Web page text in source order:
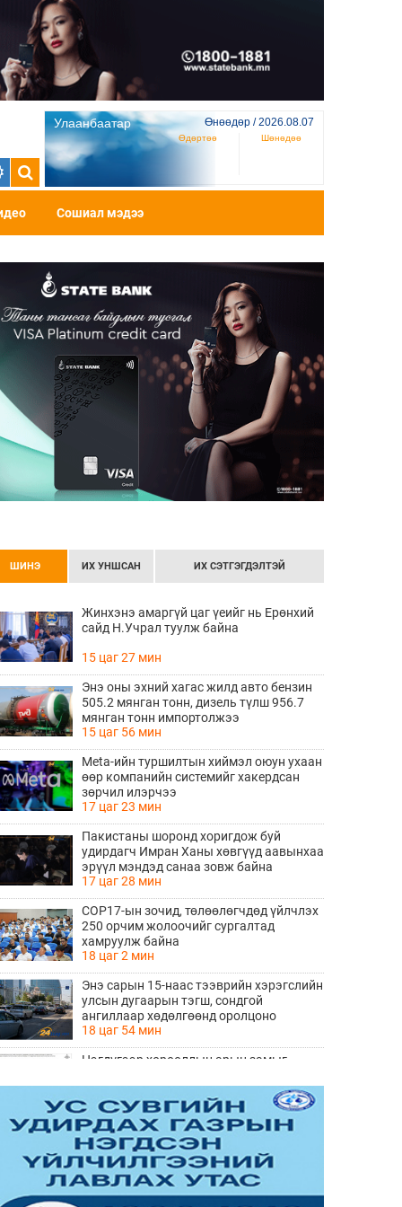
Улаанбаатар Өнөөдөр / 2026.08.07
Өдөртөө Шөнөдөө
Сошиал мэдээ
ШИНЭ ИХ УНШСАН ИХ СЭТГЭГДЭЛТЭЙ
Жинхэнэ амаргүй цаг үеийг нь Ерөнхий
сайд Н.Учрал туулж байна
15 цаг 27 мин
Энэ оны эхний хагас жилд авто бензин
505.2 мянган тонн, дизель түлш 956.7
мянган тонн импортолжээ
15 цаг 56 мин
Meta-ийн туршилтын хиймэл оюун ухаан
өөр компанийн системийг хакердсан
зөрчил илэрчээ
17 цаг 23 мин
Пакистаны шоронд хоригдож буй
удирдагч Имран Ханы хөвгүүд аавынхаа
эрүүл мэндэд санаа зовж байна
17 цаг 28 мин
COP17-ын зочид, төлөөлөгчдөд үйлчлэх
250 орчим жолоочийг сургалтад
хамруулж байна
18 цаг 2 мин
Энэ сарын 15-наас тээврийн хэрэгслийн
улсын дугаарын тэгш, сондгой
ангиллаар хөдөлгөөнд оролцоно
18 цаг 54 мин
Нэгдүгээр хорооллын арын замыг
хааж, борооны ус зайлуулах шугамын
хөндлөн сэтэлгээ хийнэ
18 цаг 55 мин
“Туул усан цогцолбор” төслийн
нэгдүгээр шатны ТЭЗҮ-ийг
боловсруулах ажил 90 хувийн
гүйцэтгэлтэй байна
18 цаг 57 мин